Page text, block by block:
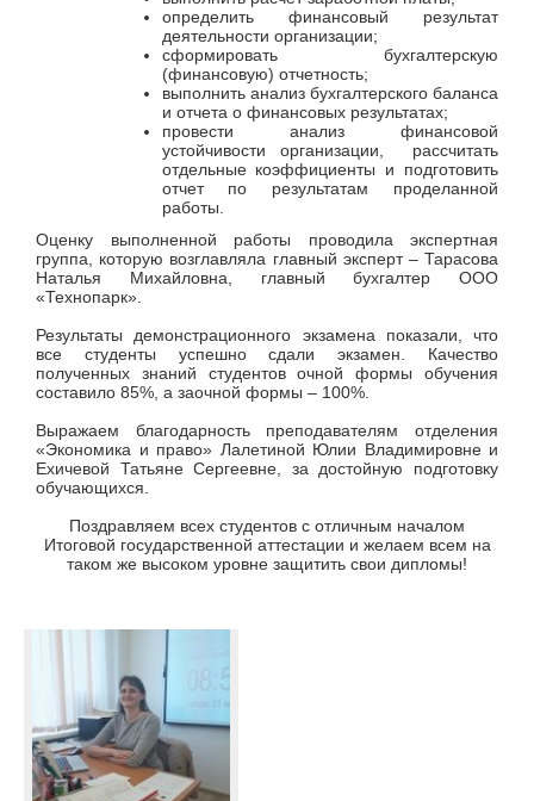
определить финансовый результат
деятельности организации;
сформировать бухгалтерскую
(финансовую) отчетность;
выполнить анализ бухгалтерского баланса
и отчета о финансовых результатах;
провести анализ финансовой
устойчивости организации, рассчитать
отдельные коэффициенты и подготовить
отчет по результатам проделанной
работы.
Оценку выполненной работы проводила экспертная
группа, которую возглавляла главный эксперт – Тарасова
Наталья Михайловна, главный бухгалтер ООО
«Технопарк».
Результаты демонстрационного экзамена показали, что
все студенты успешно сдали экзамен. Качество
полученных знаний студентов очной формы обучения
составило 85%, а заочной формы – 100%.
Выражаем благодарность преподавателям отделения
«Экономика и право» Лалетиной Юлии Владимировне и
Ехичевой Татьяне Сергеевне, за достойную подготовку
обучающихся.
Поздравляем всех студентов с отличным началом
Итоговой государственной аттестации и желаем всем на
таком же высоком уровне защитить свои дипломы!